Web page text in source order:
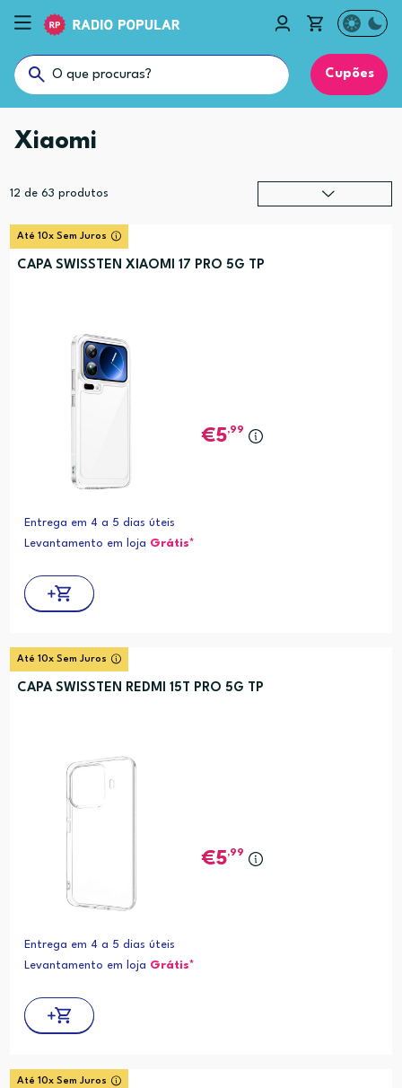
Cupões
Xiaomi
12 de 63 produtos
Até 10x Sem Juros
CAPA SWISSTEN XIAOMI 17 PRO 5G TP
5,99
Entrega em 4 a 5 dias úteis
Levantamento em loja Grátis*
Até 10x Sem Juros
CAPA SWISSTEN REDMI 15T PRO 5G TP
5,99
Entrega em 4 a 5 dias úteis
Levantamento em loja Grátis*
Até 10x Sem Juros